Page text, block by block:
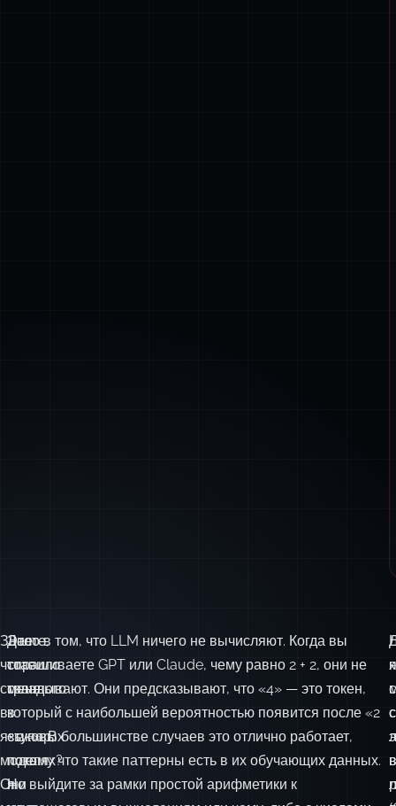
Знаете,
что
странного
в
языковых
моделях?
Они
Это
ставило
меня
в
ступор,
пока
я
Дело в том, что LLM ничего не вычисляют. Когда вы
спрашиваете GPT или Claude, чему равно 2 + 2, они не
складывают. Они предсказывают, что «4» — это токен,
который с наибольшей вероятностью появится после «2
+ 2 =». В большинстве случаев это отлично работает,
потому что такие паттерны есть в их обучающих данных.
Но выйдите за рамки простой арифметики к
я
с
в
в